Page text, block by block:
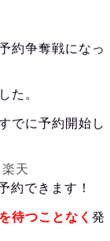
約争奪戦になっ
た。
でに予約開始し
楽天
約できます！
待つことなく 発